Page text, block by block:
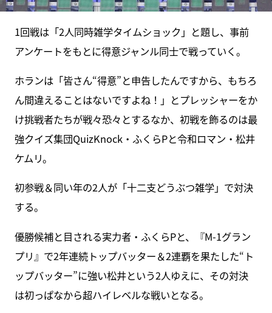
1回戦は「2人同時雑学タイムショック」と題し、事前
アンケートをもとに得意ジャンル同士で戦っていく。
ホランは「皆さん“得意”と申告したんですから、もちろ
ん間違えることはないですよね！」とプレッシャーをか
け挑戦者たちが戦々恐々とするなか、初戦を飾るのは最
強クイズ集団QuizKnock・ふくらPと令和ロマン・松井
ケムリ。
初参戦＆同い年の2人が「十二支どうぶつ雑学」で対決
する。
優勝候補と目される実力者・ふくらPと、『M-1グラン
プリ』で2年連続トップバッター＆2連覇を果たした“ト
ップバッター”に強い松井という2人ゆえに、その対決
は初っぱなから超ハイレベルな戦いとなる。